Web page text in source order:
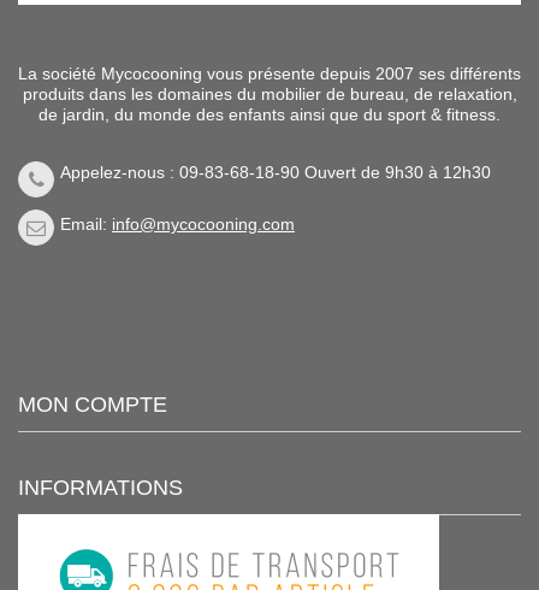
La société Mycocooning vous présente depuis 2007 ses différents
produits dans les domaines du mobilier de bureau, de relaxation,
de jardin, du monde des enfants ainsi que du sport & fitness.
Appelez-nous : 09-83-68-18-90 Ouvert de 9h30 à 12h30
Email: info@mycocooning.com
MON COMPTE
INFORMATIONS